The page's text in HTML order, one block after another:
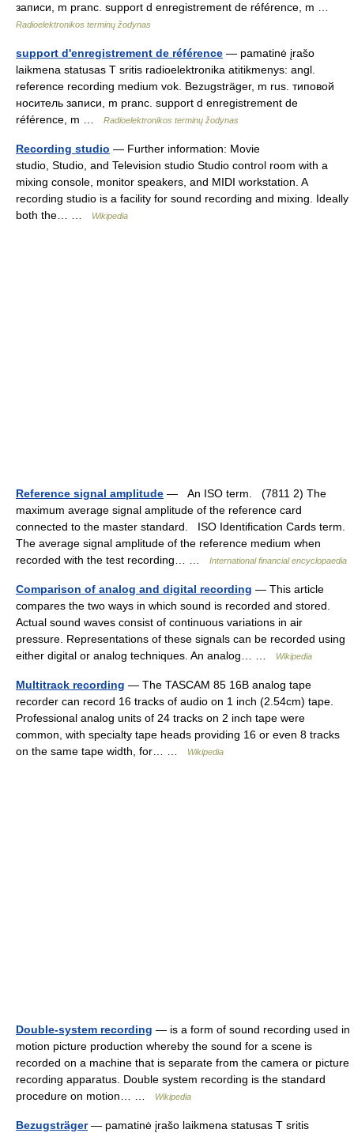
записи, m pranc. support d enregistrement de référence, m …
Radioelektronikos terminų žodynas
support d'enregistrement de référence — pamatinė įrašo
laikmena statusas T sritis radioelektronika atitikmenys: angl.
reference recording medium vok. Bezugsträger, m rus. типовой
носитель записи, m pranc. support d enregistrement de
référence, m …
Radioelektronikos terminų žodynas
Recording studio — Further information: Movie
studio, Studio, and Television studio Studio control room with a
mixing console, monitor speakers, and MIDI workstation. A
recording studio is a facility for sound recording and mixing. Ideally
both the… …
Wikipedia
Reference signal amplitude — An ISO term. (7811 2) The
maximum average signal amplitude of the reference card
connected to the master standard. ISO Identification Cards term.
The average signal amplitude of the reference medium when
recorded with the test recording… …
International financial encyclopaedia
Comparison of analog and digital recording — This article
compares the two ways in which sound is recorded and stored.
Actual sound waves consist of continuous variations in air
pressure. Representations of these signals can be recorded using
either digital or analog techniques. An analog… …
Wikipedia
Multitrack recording — The TASCAM 85 16B analog tape
recorder can record 16 tracks of audio on 1 inch (2.54cm) tape.
Professional analog units of 24 tracks on 2 inch tape were
common, with specialty tape heads providing 16 or even 8 tracks
on the same tape width, for… …
Wikipedia
Double-system recording — is a form of sound recording used in
motion picture production whereby the sound for a scene is
recorded on a machine that is separate from the camera or picture
recording apparatus. Double system recording is the standard
procedure on motion… …
Wikipedia
Bezugsträger— pamatinė įrašo laikmena statusas T sritis